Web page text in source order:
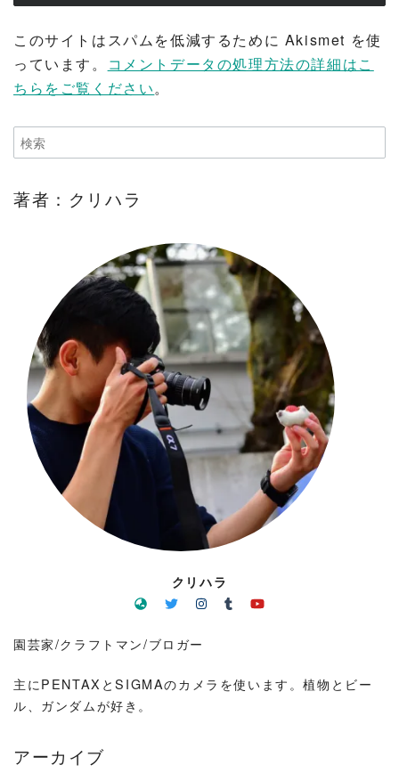
このサイトはスパムを低減するために Akismet を使
っています。
コメントデータの処理方法の詳細はこ
ちらをご覧ください。
著者：クリハラ
クリハラ
園芸家/クラフトマン/ブロガー
主にPENTAXとSIGMAのカメラを使います。植物とビー
ル、ガンダムが好き。
アーカイブ